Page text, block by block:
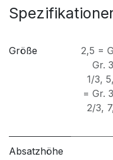
Größe 2,5 =
Gr.
1/3,
= Gr.
2/3,
Absatzhöhe